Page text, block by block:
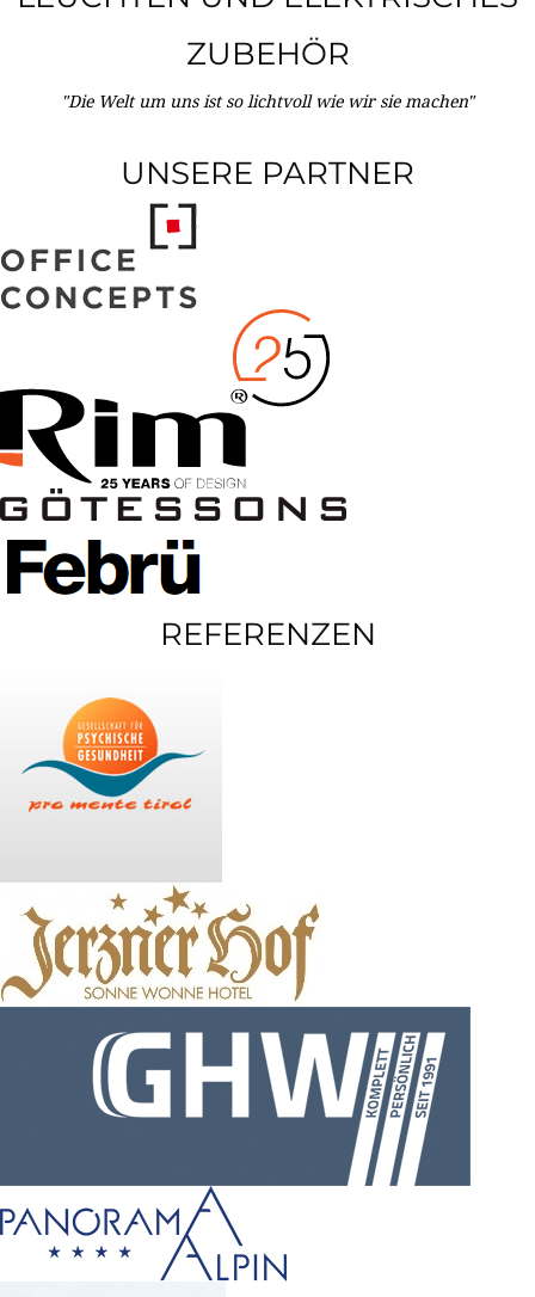
ZUBEHÖR
"Die Welt um uns ist so lichtvoll wie wir sie machen"
UNSERE PARTNER
REFERENZEN